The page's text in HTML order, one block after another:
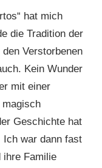
hat mich
die Tradition der
Verstorbenen
Kein Wunder
mit einer
magisch
Geschichte hat
Ich war dann fast
ihre Familie